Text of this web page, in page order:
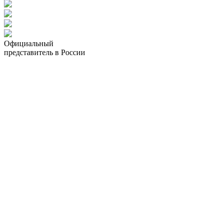
Официальный
представитель в России